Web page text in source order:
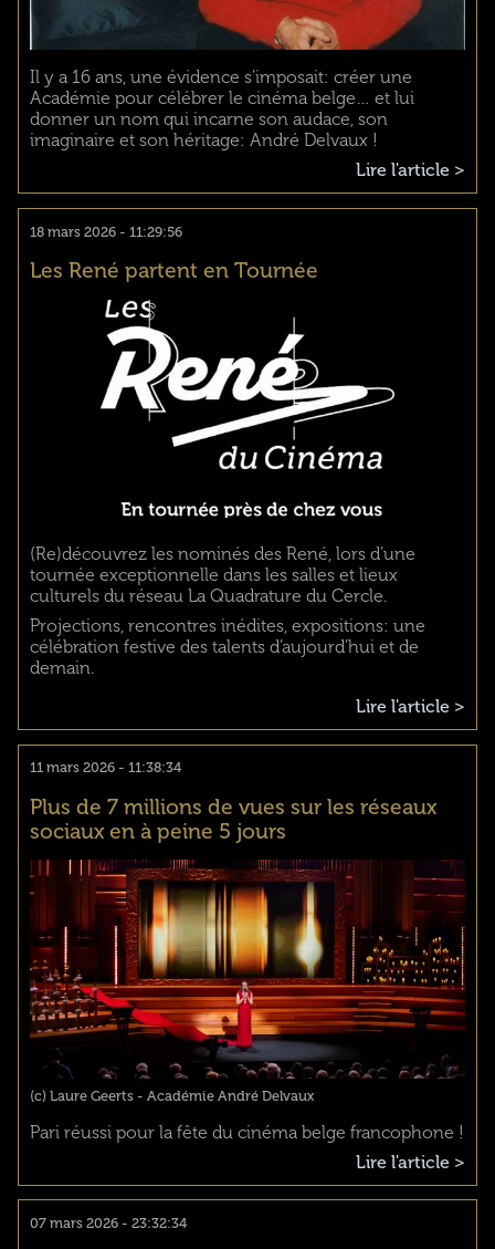
Il y a 16 ans, une évidence s’imposait: créer une
Académie pour célébrer le cinéma belge… et lui
donner un nom qui incarne son audace, son
imaginaire et son héritage: André Delvaux !
Lire l'article >
18 mars 2026 - 11:29:56
Les René partent en Tournée
(Re)découvrez les nominés des René, lors d’une
tournée exceptionnelle dans les salles et lieux
culturels du réseau La Quadrature du Cercle.
Projections, rencontres inédites, expositions: une
célébration festive des talents d’aujourd’hui et de
demain.
Lire l'article >
11 mars 2026 - 11:38:34
Plus de 7 millions de vues sur les réseaux
sociaux en à peine 5 jours
(c) Laure Geerts - Académie André Delvaux
Pari réussi pour la fête du cinéma belge francophone !
Lire l'article >
07 mars 2026 - 23:32:34